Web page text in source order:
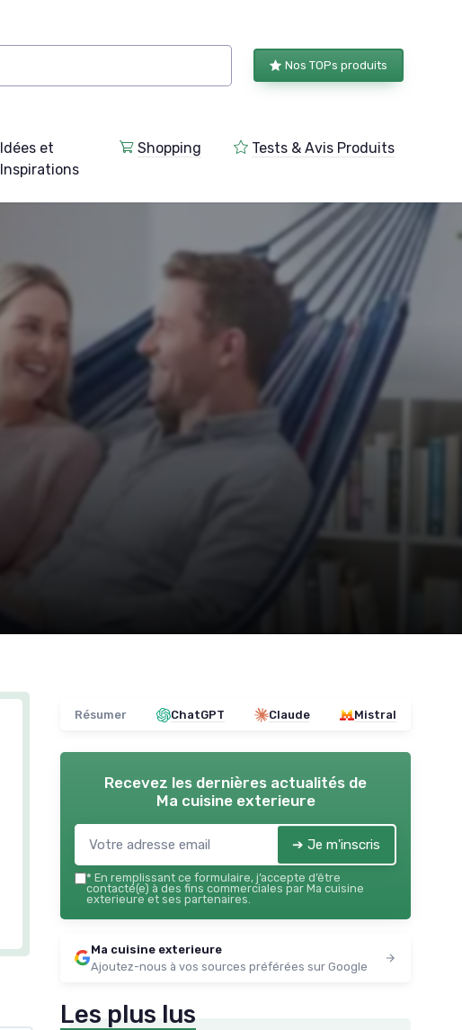
Nos TOPs produits
Idées et
Inspirations
Shopping Tests & Avis Produits
Résumer ChatGPT Claude Mistral
Recevez les dernières actualités de
Ma cuisine exterieure
➔ Je m'inscris
* En remplissant ce formulaire, j’accepte d’être
contacté(e) à des fins commerciales par Ma cuisine
exterieure et ses partenaires.
Ma cuisine exterieure
Ajoutez-nous à vos sources préférées sur Google
Les plus lus